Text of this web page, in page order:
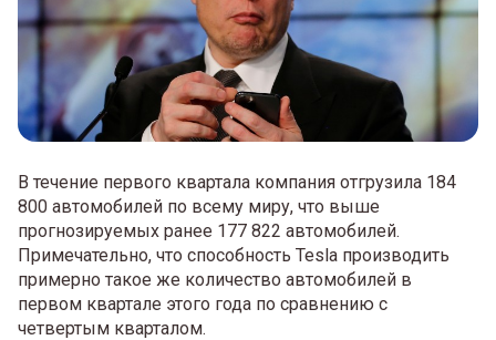
В течение первого квартала компания отгрузила 184
800 автомобилей по всему миру, что выше
прогнозируемых ранее 177 822 автомобилей.
Примечательно, что способность Tesla производить
примерно такое же количество автомобилей в
первом квартале этого года по сравнению с
четвертым кварталом.